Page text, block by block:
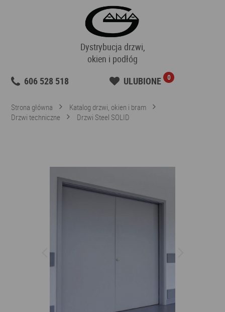
Dystrybucja drzwi,
okien i podłóg
606 528 518
ULUBIONE 0
Strona główna
Katalog drzwi, okien i bram
Drzwi techniczne
Drzwi Steel SOLID